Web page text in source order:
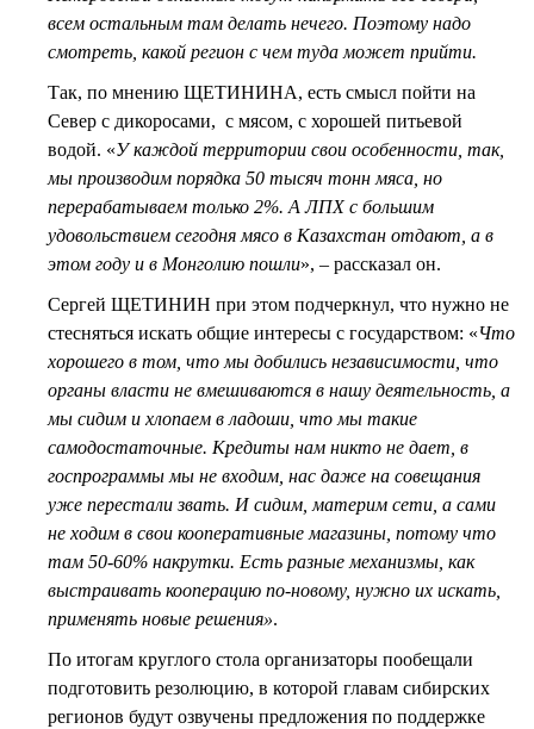
всем остальным там делать нечего. Поэтому надо
смотреть, какой регион с чем туда может прийти.
Так, по мнению ЩЕТИНИНА, есть смысл пойти на
Север с дикоросами, с мясом, с хорошей питьевой
водой. «У каждой территории свои особенности, так,
мы производим порядка 50 тысяч тонн мяса, но
перерабатываем только 2%. А ЛПХ с большим
удовольствием сегодня мясо в Казахстан отдают, а в
этом году и в Монголию пошли», – рассказал он.
Сергей ЩЕТИНИН при этом подчеркнул, что нужно не
стесняться искать общие интересы с государством: «Что
хорошего в том, что мы добились независимости, что
органы власти не вмешиваются в нашу деятельность, а
мы сидим и хлопаем в ладоши, что мы такие
самодостаточные. Кредиты нам никто не дает, в
госпрограммы мы не входим, нас даже на совещания
уже перестали звать. И сидим, материм сети, а сами
не ходим в свои кооперативные магазины, потому что
там 50-60% накрутки. Есть разные механизмы, как
выстраивать кооперацию по-новому, нужно их искать,
применять новые решения».
По итогам круглого стола организаторы пообещали
подготовить резолюцию, в которой главам сибирских
регионов будут озвучены предложения по поддержке